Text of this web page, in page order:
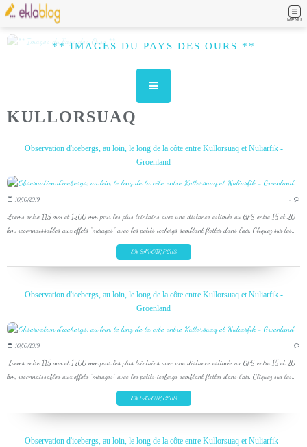
MENU
** IMAGES DU PAYS DES OURS **
KULLORSUAQ
Observation d'icebergs, au loin, le long de la côte entre Kullorsuaq et Nuliarfik -
Groenland
10/10/2019 …
Zooms entre 115 mm et 1200 mm pour les plus lointains avec une distance estimée au GPS entre 15 et 20
km, reconnaissables aux effets "mirages" avec les petits icebergs semblant flotter dans l'air. Cliquez sur les...
EN SAVOIR PLUS
Observation d'icebergs, au loin, le long de la côte entre Kullorsuaq et Nuliarfik -
Groenland
10/10/2019 …
Zooms entre 115 mm et 1200 mm pour les plus lointains avec une distance estimée au GPS entre 15 et 20
km, reconnaissables aux effets "mirages" avec les petits icebergs semblant flotter dans l'air. Cliquez sur les...
EN SAVOIR PLUS
Observation d'icebergs, au loin, le long de la côte entre Kullorsuaq et Nuliarfik -